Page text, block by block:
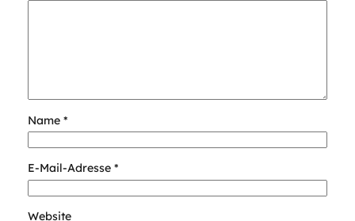
Name *
E-Mail-Adresse *
Website